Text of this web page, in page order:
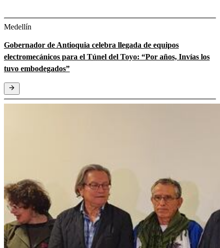
Medellín
Gobernador de Antioquia celebra llegada de equipos
electromecánicos para el Túnel del Toyo: “Por años, Invías los
tuvo embodegados”